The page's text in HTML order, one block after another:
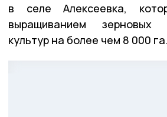
в селе Алексеевка,
выращиванием зерновых
культур на более чем 8 000 га.